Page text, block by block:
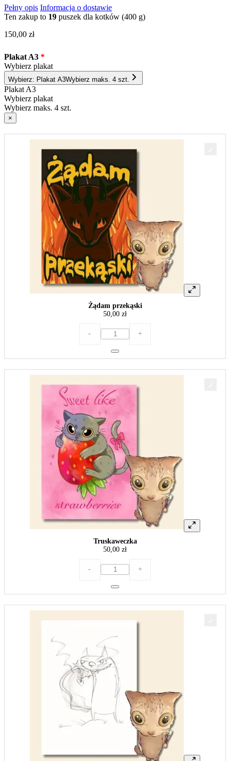
Pełny opis Informacja o dostawie
Ten zakup to 19 puszek dla kotków (400 g)
150,00 zł
Plakat A3
Wybierz plakat
Wybierz: Plakat A3Wybierz maks. 4 szt.
Plakat A3
Wybierz plakat
Wybierz maks. 4 szt.
×
Żądam przekąski
50,00 zł
-
Żądam
przekąski
+
Truskaweczka
50,00 zł
-
Truskaweczka
+